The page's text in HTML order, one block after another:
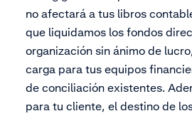
no afectará a tus libros
que liquidamos los fondos
organización sin ánimo de
carga para tus equipos
de conciliación existentes.
para tu cliente, el destino de